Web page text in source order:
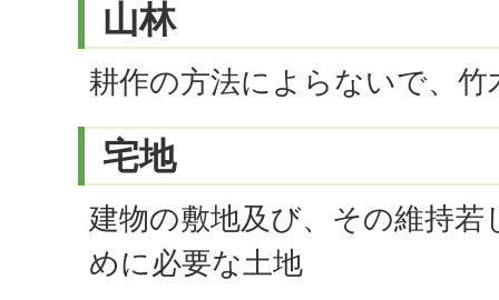
山林
耕作の方法によらないで、竹
宅地
建物の敷地及び、その維持
めに必要な土地